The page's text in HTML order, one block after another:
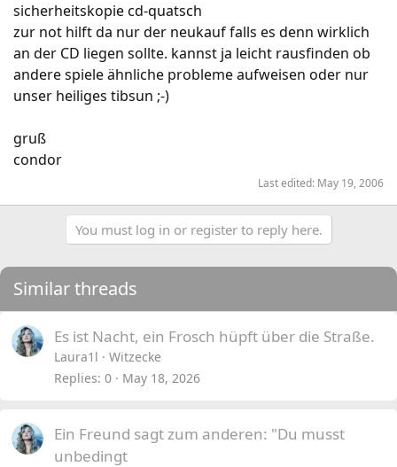
sicherheitskopie cd-quatsch
zur not hilft da nur der neukauf falls es denn wirklich
an der CD liegen sollte. kannst ja leicht rausfinden ob
andere spiele ähnliche probleme aufweisen oder nur
unser heiliges tibsun ;-)
gruß
condor
Last edited: May 19, 2006
You must log in or register to reply here.
Similar threads
Es ist Nacht, ein Frosch hüpft über die Straße.
Laura1l
Witzecke
Replies 0 May 18, 2026
Ein Freund sagt zum anderen: "Du musst
unbedingt